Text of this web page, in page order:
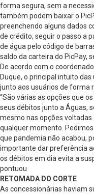
forma segura, sem a
também podem baixar o
preenchendo alguns dados
de crédito, seguir o passo a
de água pelo código de
saldo da carteira do PicPay,
De acordo com o
Duque, o principal intuito
junto aos usuários de forma
“São várias as opções que
seus débitos junto a Águas,
mesmo nas opções
qualquer momento.
que pandemia não acabou,
importante dar preferência
os débitos em dia evita a
pontuou
RETOMADA DO CORTE
As concessionárias haviam